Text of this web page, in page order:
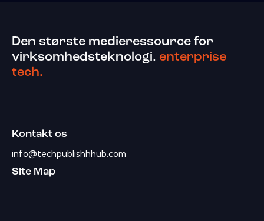
Den største medieressource for
virksomhedsteknologi. enterprise
tech.
Kontakt os
info@techpublishhhub.com
Site Map